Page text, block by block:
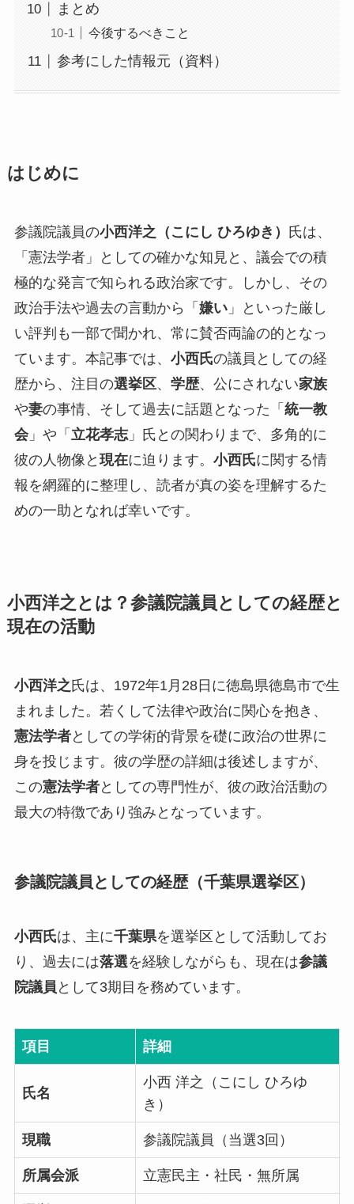
まとめ
今後するべきこと
参考にした情報元（資料）
はじめに
参議院議員の小西洋之（こにし ひろゆき） 氏は、
「憲法学者」としての確かな知見と、議会での積
極的な発言で知られる政治家です。しかし、その
政治手法や過去の言動から「 嫌い」といった厳し
い評判も一部で聞かれ、常に賛否両論の的となっ
ています。本記事では、 小西氏の議員としての経
歴から、注目の選挙区、 学歴、公にされない家族
や妻の事情、そして過去に話題となった「 統一教
会」や「 立花孝志」氏との関わりまで、多角的に
彼の人物像と 現在に迫ります。 小西氏に関する情
報を網羅的に整理し、読者が真の姿を理解するた
めの一助となれば幸いです。
小西洋之とは？参議院議員としての経歴と
現在の活動
小西洋之氏は、1972年1月28日に徳島県徳島市で生
まれました。若くして法律や政治に関心を抱き、
憲法学者としての学術的背景を礎に政治の世界に
身を投じます。彼の学歴の詳細は後述しますが、
この憲法学者としての専門性が、彼の政治活動の
最大の特徴であり強みとなっています。
参議院議員としての経歴（千葉県選挙区）
小西氏は、主に千葉県を選挙区として活動してお
り、過去には落選を経験しながらも、現在は参議
院議員 として3期目を務めています。
項目 詳細
氏名
小西 洋之（こにし ひろゆ
き）
現職 参議院議員（当選3回）
所属会派 立憲民主・社民・無所属